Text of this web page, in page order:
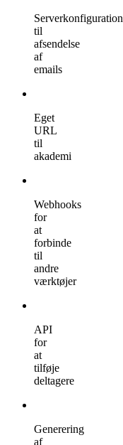
Serverkonfiguration
til
afsendelse
af
emails
Eget
URL
til
akademi
Webhooks
for
at
forbinde
til
andre
værktøjer
API
for
at
tilføje
deltagere
Generering
af